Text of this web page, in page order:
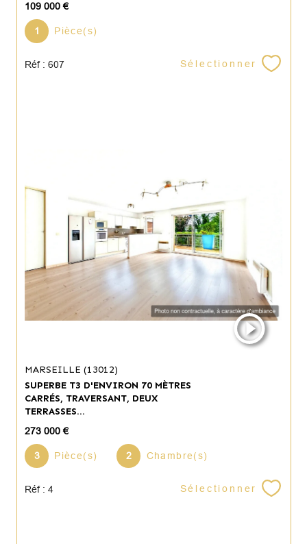
109 000 €
1 Pièce(s)
Réf : 607 Sélectionner
MARSEILLE (13012)
SUPERBE T3 D'ENVIRON 70 MÈTRES
CARRÉS, TRAVERSANT, DEUX
TERRASSES...
273 000 €
3 Pièce(s) 2 Chambre(s)
Réf : 4 Sélectionner